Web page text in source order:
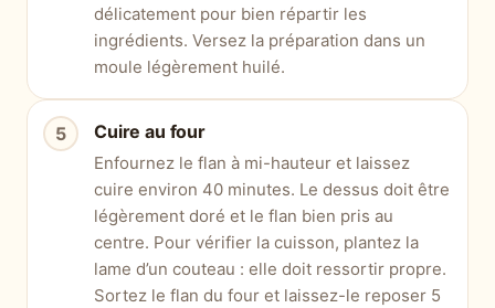
délicatement pour bien répartir les
ingrédients. Versez la préparation dans un
moule légèrement huilé.
Cuire au four
Enfournez le flan à mi-hauteur et laissez
cuire environ 40 minutes. Le dessus doit être
légèrement doré et le flan bien pris au
centre. Pour vérifier la cuisson, plantez la
lame d’un couteau : elle doit ressortir propre.
Sortez le flan du four et laissez-le reposer 5